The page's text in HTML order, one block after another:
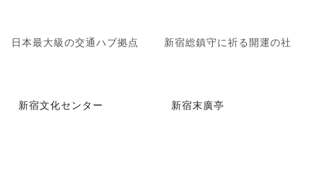
日本最大級の交通ハブ拠点 新宿総鎮守に祈る開運の社
新宿文化センター 新宿末廣亭